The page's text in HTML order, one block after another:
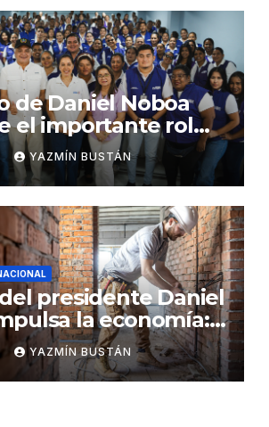
de Daniel Noboa
el importante rol
educadoras del
con
Hijos en beneficio
YAZMÍN BUSTÁN
presidente Daniel
la economía:
los USD
y crecen
julio
YAZMÍN BUSTÁN